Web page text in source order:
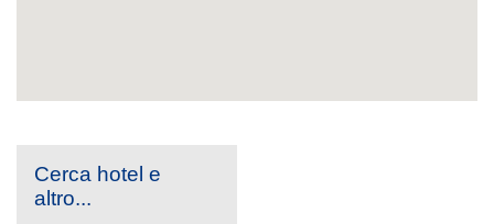
Cerca hotel e
altro...